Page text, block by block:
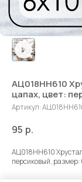
АЦ018НН610
цапах, цвет:
Артикул:
95 р.
АЦ018НН610
персиковый, размер: